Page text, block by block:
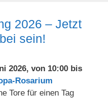
2026 – Jetzt
sein!
2026, von 10:00 bis
Rosarium
Tore für einen Tag